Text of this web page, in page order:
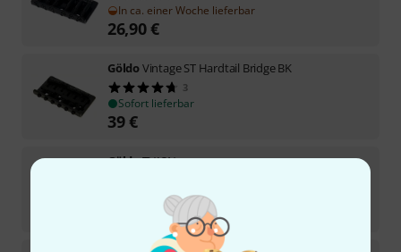
In ca. einer Woche lieferbar
26,90€
GöldoVintage ST Hardtail Bridge BK
3
Sofort lieferbar
39€
GöldoTV13N
Sofort lieferbar